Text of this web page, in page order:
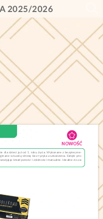
2025/2026